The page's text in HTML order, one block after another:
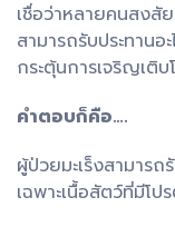
เชื่อว่าหลายคนสงสั
สามารถรับประทานอ
กระตุ้นการเจริญเติบ
คำตอบก็คือ….
ผู้ป่วยมะเร็งสามาร
เฉพาะเนื้อสัตว์ที่มีโป